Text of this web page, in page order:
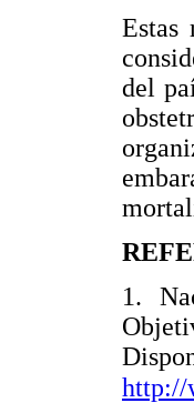
Estas
del
1.
http://